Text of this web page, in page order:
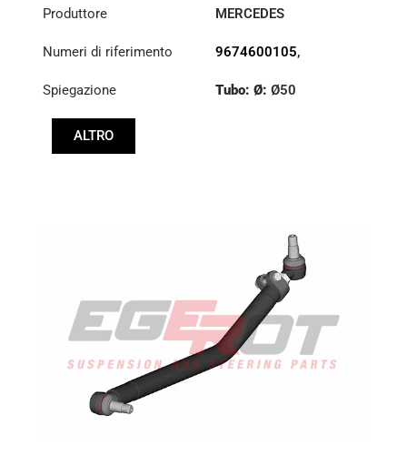
Produttore MERCEDES
Numeri di riferimento 9674600105,
9674602805
Spiegazione Tubo: Ø: Ø50
ALTRO